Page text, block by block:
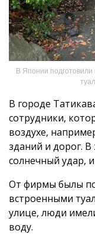
В Японии
В городе
сотрудники,
воздухе,
зданий и дорог.
солнечный удар,
От фирмы былы
встроенными
улице, люди
воду.